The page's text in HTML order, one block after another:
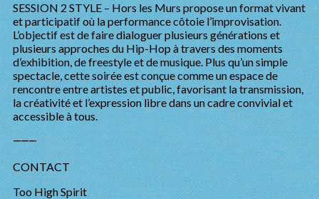
SESSION 2 STYLE – Hors les Murs propose un format vivant
et participatif où la performance côtoie l’improvisation.
L’objectif est de faire dialoguer plusieurs générations et
plusieurs approches du Hip-Hop à travers des moments
d’exhibition, de freestyle et de musique. Plus qu’un simple
spectacle, cette soirée est conçue comme un espace de
rencontre entre artistes et public, favorisant la transmission,
la créativité et l’expression libre dans un cadre convivial et
accessible à tous.
⸻
CONTACT
Too High Spirit